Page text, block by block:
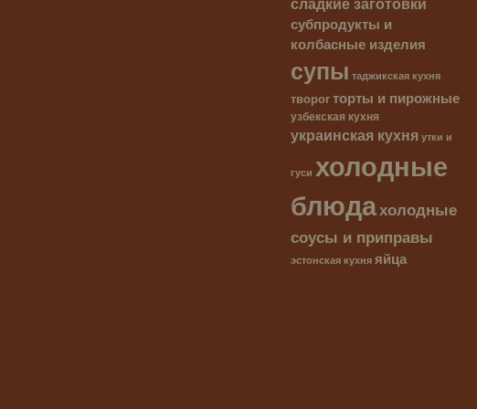
субпродукты и
колбасные изделия
супы таджикская кухня
творогторты и пирожные
узбекская кухня
украинская кухня утки и
гуси холодные
блюдахолодные
соусы и приправы
эстонская кухня яйца